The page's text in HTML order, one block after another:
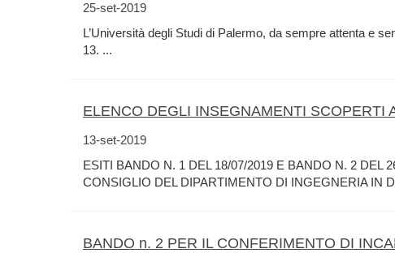
25-set-2019
L’Università degli Studi di Palermo, da sempre attenta e
13. ...
ELENCO DEGLI INSEGNAMENTI SCOPERTI
13-set-2019
ESITI BANDO N. 1 DEL 18/07/2019 E BANDO N. 2 DEL
CONSIGLIO DEL DIPARTIMENTO DI INGEGNERIA IN
BANDO n. 2 PER IL CONFERIMENTO DI